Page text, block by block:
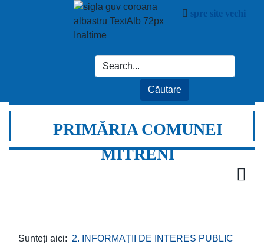
spre site vechi
PRIMĂRIA COMUNEI
MITRENI
Sunteți aici: 2. INFORMAȚII DE INTERES PUBLIC